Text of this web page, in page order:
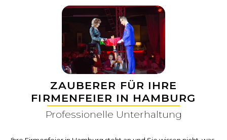
ZAUBERER FÜR IHRE
FIRMENFEIER IN HAMBURG
Professionelle Unterhaltung